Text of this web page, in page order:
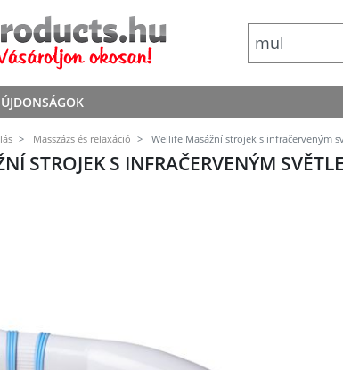
ÚJDONSÁGOK
Masszázs és relaxáció Wellife Masážní strojek s infračerveným
STROJEK S INFRAČERVENÝM